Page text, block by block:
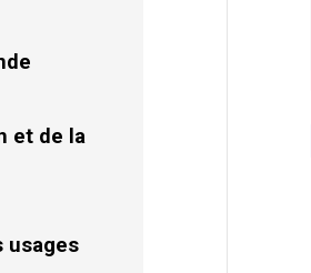
et de la
usages